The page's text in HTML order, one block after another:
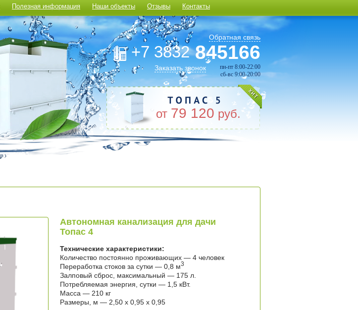
Полезная информация Наши объекты Отзывы Контакты
Обратная связь
+7 3832845166
Заказать звонок
пн-пт 8:00-22:00
сб-вс 9:00-20:00
от 79 120 руб.
Автономная канализация для дачи
Топас 4
Технические характеристики:
Количество постоянно проживающих — 4 человек
Переработка стоков за сутки — 0,8 м3
Залповый сброс, максимальный — 175 л.
Потребляемая энергия, сутки — 1,5 кВт.
Масса — 210 кг
Размеры, м — 2,50 x 0,95 x 0,95